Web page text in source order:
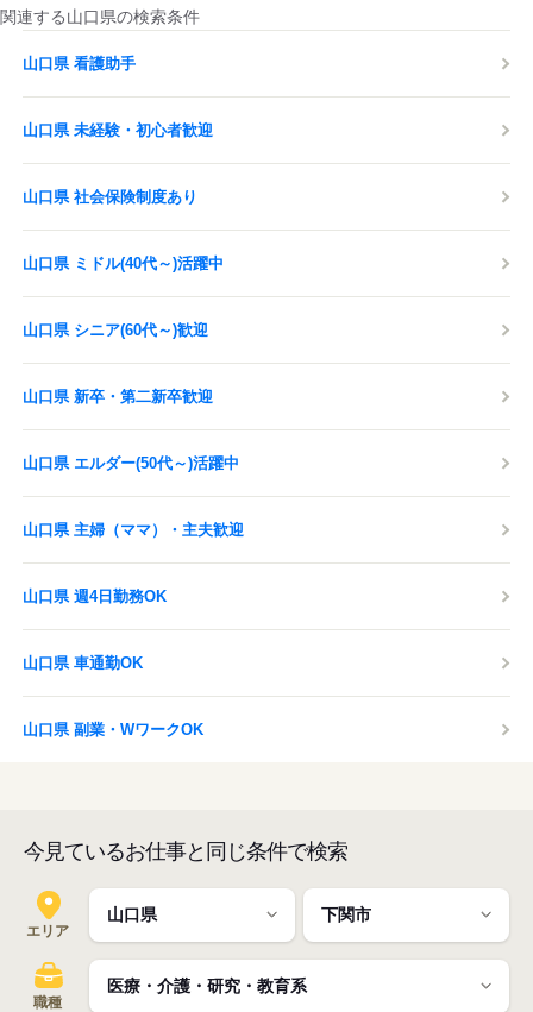
関連する山口県の検索条件
山口県 看護助手
山口県 未経験・初心者歓迎
山口県 社会保険制度あり
山口県 ミドル(40代～)活躍中
山口県 シニア(60代～)歓迎
山口県 新卒・第二新卒歓迎
山口県 エルダー(50代～)活躍中
山口県 主婦（ママ）・主夫歓迎
山口県 週4日勤務OK
山口県 車通勤OK
山口県 副業・WワークOK
今見ているお仕事と同じ条件で検索
エリア
職種